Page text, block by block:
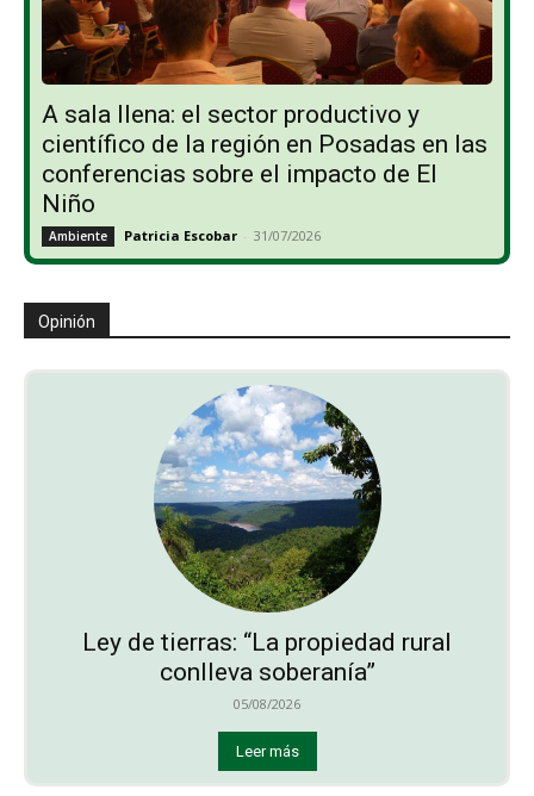
A sala llena: el sector productivo y
científico de la región en Posadas en las
conferencias sobre el impacto de El
Niño
Ambiente Patricia Escobar - 31/07/2026
Opinión
Ley de tierras: “La propiedad rural
conlleva soberanía”
05/08/2026
Leer más